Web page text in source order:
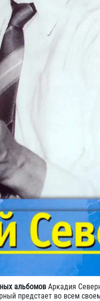
альбомов Аркадия
предстает во всем